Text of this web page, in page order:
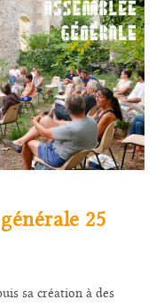
25
sa création à des